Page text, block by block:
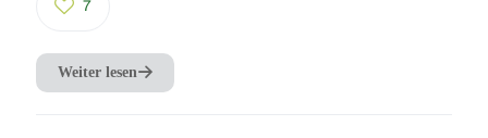
7
Weiter lesen